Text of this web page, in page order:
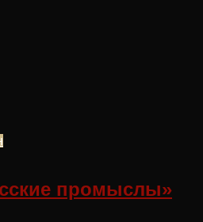
промыслы»